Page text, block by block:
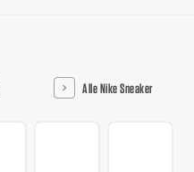
Alle Nike Sneaker